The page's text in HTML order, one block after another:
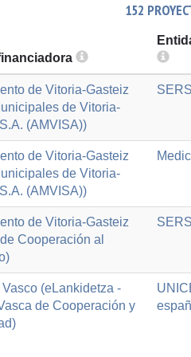
152
de Vitoria-Gasteiz
de Vitoria-
(AMVISA))
de Vitoria-Gasteiz
de Vitoria-
(AMVISA))
de Vitoria-Gasteiz
Cooperación al
(eLankidetza -
de Cooperación y